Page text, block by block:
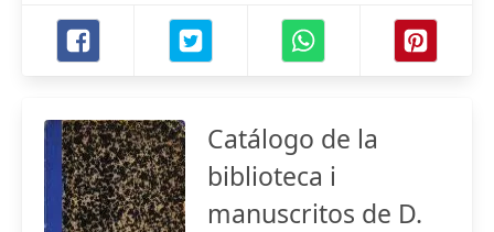
Catálogo de la
biblioteca i
manuscritos de D.